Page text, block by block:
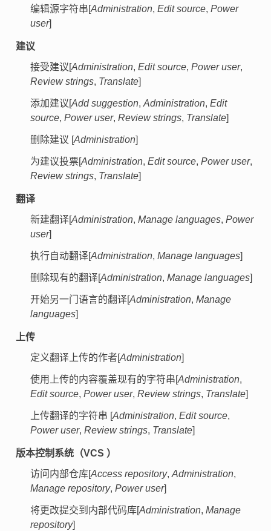
编辑源字符串[Administration, Edit source, Power
user]
建议
接受建议[Administration, Edit source, Power user,
Review strings, Translate]
添加建议[Add suggestion, Administration, Edit
source, Power user, Review strings, Translate]
删除建议 [Administration]
为建议投票[Administration, Edit source, Power user,
Review strings, Translate]
翻译
新建翻译[Administration, Manage languages, Power
user]
执行自动翻译[Administration, Manage languages]
删除现有的翻译[Administration, Manage languages]
开始另一门语言的翻译[Administration, Manage
languages]
上传
定义翻译上传的作者[Administration]
使用上传的内容覆盖现有的字符串[Administration,
Edit source, Power user, Review strings, Translate]
上传翻译的字符串 [Administration, Edit source,
Power user, Review strings, Translate]
版本控制系统（VCS ）
访问内部仓库[Access repository, Administration,
Manage repository, Power user]
将更改提交到内部代码库[Administration, Manage
repository]